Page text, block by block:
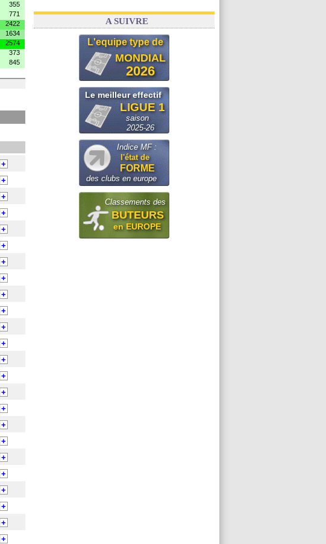
355
771
2422
1634
2574
373
845
+
+
+
+
+
+
+
+
+
+
+
+
+
+
+
+
+
+
+
+
+
+
+
+
A SUIVRE
L'equipe type de
MONDIAL
2026
Le meilleur effectif
LIGUE 1
saison
2025-26
Indice MF :
l'état de
FORME
des clubs en europe
Classements des
BUTEURS
en EUROPE